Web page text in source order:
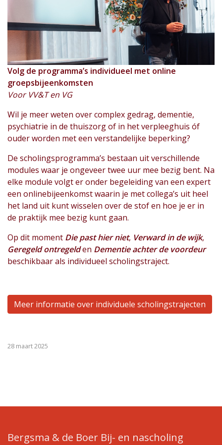
Volg de programma’s individueel met online
groepsbijeenkomsten
Voor VV&T en VG
Wil je meer weten over complex gedrag, dementie,
psychiatrie in de thuiszorg of in het verpleeghuis óf
ouder worden met een verstandelijke beperking?
De scholingsprogramma’s bestaan uit verschillende
modules waar je ongeveer twee uur mee bezig bent. Na
elke module volgt er onder begeleiding van een expert
een onlinebijeenkomst waarin je met collega’s uit heel
het land uit kunt wisselen over de stof en hoe je er in
de praktijk mee bezig kunt gaan.
Op dit moment Die past hier niet, Verward in de wijk,
Geregeld ontregelden Dementie achter de voordeur
beschikbaar als individueel scholingstraject.
Meer informatie over individuele scholingstrajecten
28 maart 2025
Bergsma & de Boer Bij- en nascholing